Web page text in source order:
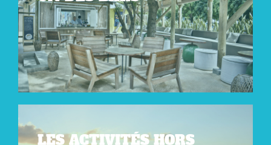
LES ACTIVITÉS HORS